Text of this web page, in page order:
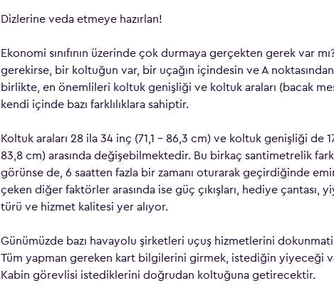
Dizlerine veda etmeye hazırlan!
Ekonomi sınıfının üzerinde çok durmaya gerçekten gerek var
gerekirse, bir koltuğun var, bir uçağın içindesin ve A
birlikte, en önemlileri koltuk genişliği ve koltuk araları (bacak
kendi içinde bazı farklılıklara sahiptir.
Koltuk araları 28 ila 34 inç (71,1 – 86,3 cm) ve koltuk genişliği de
83,8 cm) arasında değişebilmektedir. Bu birkaç santimetrelik
görünse de, 6 saatten fazla bir zamanı oturarak geçirdiğinde
çeken diğer faktörler arasında ise güç çıkışları, hediye çantası,
türü ve hizmet kalitesi yer alıyor.
Günümüzde bazı havayolu şirketleri uçuş hizmetlerini
Tüm yapman gereken kart bilgilerini girmek, istediğin yiyeceği
Kabin görevlisi istediklerini doğrudan koltuğuna getirecektir.